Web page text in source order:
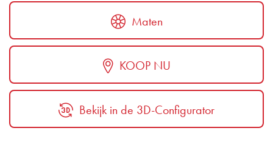
Maten
KOOP NU
Bekijk in de 3D-Configurator